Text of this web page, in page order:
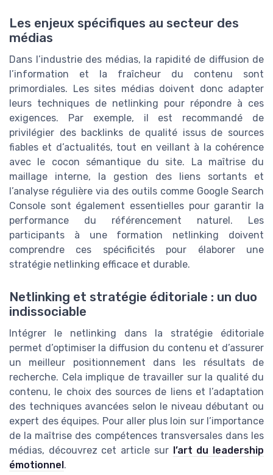
Les enjeux spécifiques au secteur des
médias
Dans l’industrie des médias, la rapidité de diffusion de
l’information et la fraîcheur du contenu sont
primordiales. Les sites médias doivent donc adapter
leurs techniques de netlinking pour répondre à ces
exigences. Par exemple, il est recommandé de
privilégier des backlinks de qualité issus de sources
fiables et d’actualités, tout en veillant à la cohérence
avec le cocon sémantique du site. La maîtrise du
maillage interne, la gestion des liens sortants et
l’analyse régulière via des outils comme Google Search
Console sont également essentielles pour garantir la
performance du référencement naturel. Les
participants à une formation netlinking doivent
comprendre ces spécificités pour élaborer une
stratégie netlinking efficace et durable.
Netlinking et stratégie éditoriale : un duo
indissociable
Intégrer le netlinking dans la stratégie éditoriale
permet d’optimiser la diffusion du contenu et d’assurer
un meilleur positionnement dans les résultats de
recherche. Cela implique de travailler sur la qualité du
contenu, le choix des sources de liens et l’adaptation
des techniques avancées selon le niveau débutant ou
expert des équipes. Pour aller plus loin sur l’importance
de la maîtrise des compétences transversales dans les
médias, découvrez cet article sur l’art du leadership
émotionnel .